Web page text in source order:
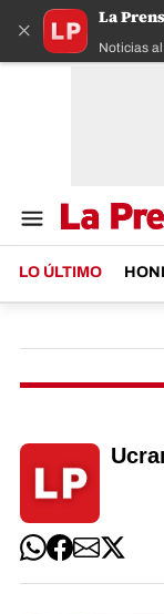
×
La
Noticias
LO ÚLTIMO